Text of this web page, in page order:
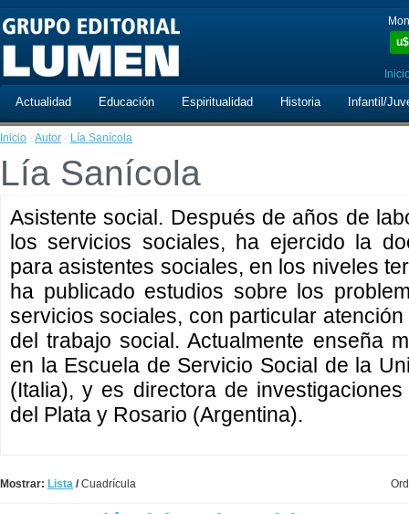
u$
Actualidad Educación Espiritualidad Historia Infantil/
Inicio · Autor · Lía Sanícola
Lía Sanícola
Asistente social. Después de años de
los servicios sociales, ha ejercido la
para asistentes sociales, en los niveles
ha publicado estudios sobre los
servicios sociales, con particular
del trabajo social. Actualmente enseña
en la Escuela de Servicio Social de la
(Italia), y es directora de
del Plata y Rosario (Argentina).
Mostrar: Lista /Cuadrícula